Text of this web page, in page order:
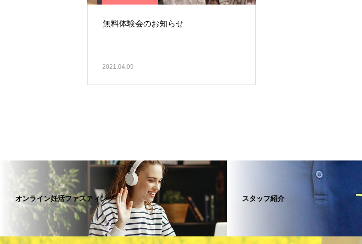
無料体験会のお知らせ
2021.04.09
オンライン妊活ファスティング スタッフ紹介